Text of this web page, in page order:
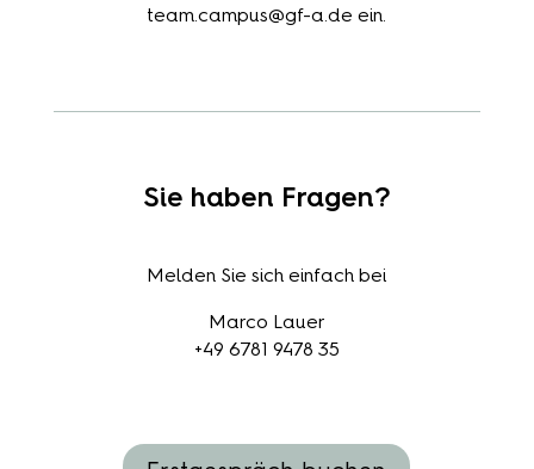
team.campus@gf-a.de ein.
Sie haben Fragen?
Melden Sie sich einfach bei
Marco Lauer
+49 6781 9478 35